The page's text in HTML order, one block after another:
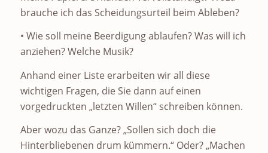
brauche ich das Scheidungsurteil beim Ableben?
• Wie soll meine Beerdigung ablaufen? Was will ich
anziehen? Welche Musik?
Anhand einer Liste erarbeiten wir all diese
wichtigen Fragen, die Sie dann auf einen
vorgedruckten „letzten Willen“ schreiben können.
Aber wozu das Ganze? „Sollen sich doch die
Hinterbliebenen drum kümmern.“ Oder? „Machen